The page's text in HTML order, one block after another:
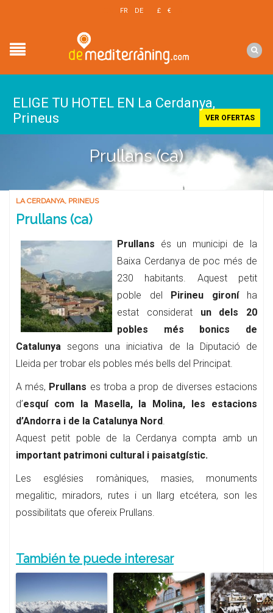
FR DE £ €
ELIGE TU HOTEL EN La Cerdanya,
Prineus
VER OFERTAS
Prullans (ca)
LA CERDANYA, PRINEUS
Prullans (ca)
Prullans és un municipi de la
Baixa Cerdanya de poc més de
230 habitants. Aquest petit
poble del Pirineu gironíha
estat considerat un dels 20
pobles més bonics de
Catalunya segons una iniciativa de la Diputació de
Lleida per trobar els pobles més bells del Principat.
A més, Prullans es troba a prop de diverses estacions
d’esquí com la Masella, la Molina, les estacions
d’Andorra i de la Catalunya Nord.
Aquest petit poble de la Cerdanya compta amb un
important patrimoni cultural i paisatgístic.
Les esglésies romàniques, masies, monuments
megalitic, miradors, rutes i un llarg etcétera, son les
possibilitats que ofereix Prullans.
También te puede interesar